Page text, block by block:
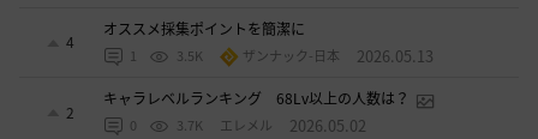
4
オススメ採集ポイントを簡潔に
1 3.5K ザンナック-日本 2026.05.13
2
キャラレベルランキング 68Lv以上の人数は？
0 3.7K エレメル 2026.05.02